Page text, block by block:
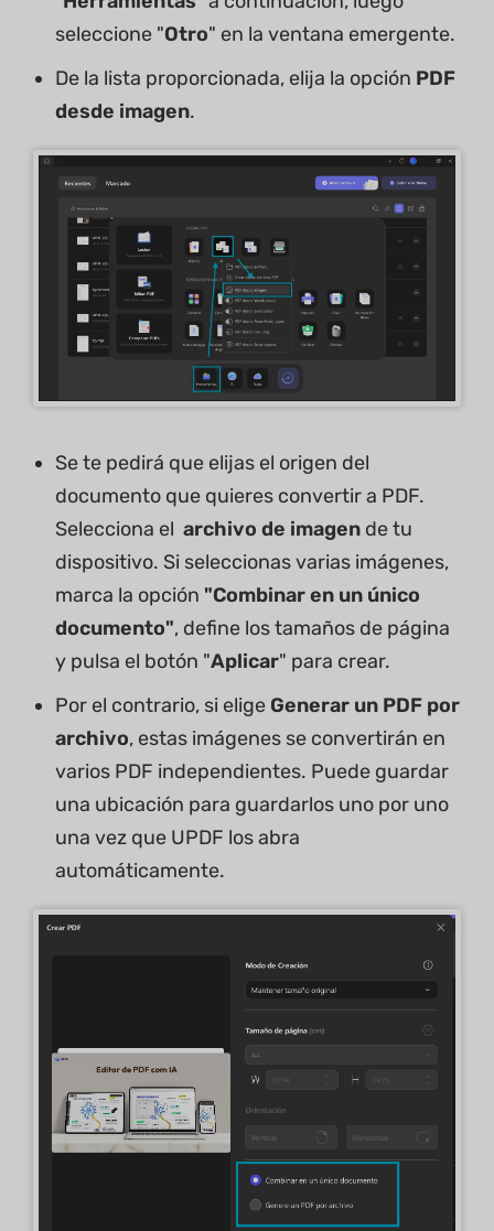
seleccione "Otro" en la ventana emergente.
De la lista proporcionada, elija la opción PDF
desde imagen.
Se te pedirá que elijas el origen del
documento que quieres convertir a PDF.
Selecciona el archivo de imagen de tu
dispositivo. Si seleccionas varias imágenes,
marca la opción "Combinar en un único
documento", define los tamaños de página
y pulsa el botón "Aplicar" para crear.
Por el contrario, si elige Generar un PDF por
archivo, estas imágenes se convertirán en
varios PDF independientes. Puede guardar
una ubicación para guardarlos uno por uno
una vez que UPDF los abra
automáticamente.